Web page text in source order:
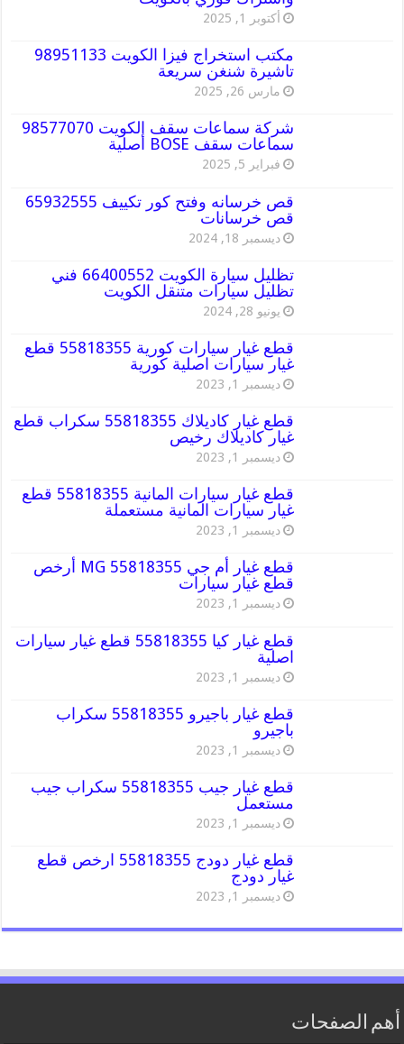
أكتوبر 1, 2025
مكتب استخراج فيزا الكويت 98951133
تاشيرة شنغن سريعة
مارس 26, 2025
شركة سماعات سقف الكويت 98577070
سماعات سقف BOSE أصلية
فبراير 5, 2025
قص خرسانه وفتح كور تكييف 65932555
قص خرسانات
ديسمبر 18, 2024
تظليل سيارة الكويت 66400552 فني
تظليل سيارات متنقل الكويت
يونيو 28, 2024
قطع غيار سيارات كورية 55818355 قطع
غيار سيارات اصلية كورية
ديسمبر 1, 2023
قطع غيار كاديلاك 55818355 سكراب قطع
غيار كاديلاك رخيص
ديسمبر 1, 2023
قطع غيار سيارات المانية 55818355 قطع
غيار سيارات المانية مستعملة
ديسمبر 1, 2023
قطع غيار أم جي MG 55818355 أرخص
قطع غيار سيارات
ديسمبر 1, 2023
قطع غيار كيا 55818355 قطع غيار سيارات
اصلية
ديسمبر 1, 2023
قطع غيار باجيرو 55818355 سكراب
باجيرو
ديسمبر 1, 2023
قطع غيار جيب 55818355 سكراب جيب
مستعمل
ديسمبر 1, 2023
قطع غيار دودج 55818355 ارخص قطع
غيار دودج
ديسمبر 1, 2023
أهم الصفحات